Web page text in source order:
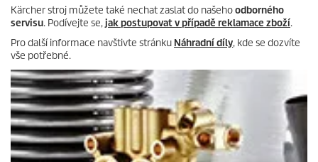
Kärcher stroj můžete také nechat zaslat do našehoodborného
servisu. Podívejte se,jak postupovat v případě reklamace zboží.
Pro další informace navštivte stránku Náhradní díly, kde se dozvíte
vše potřebné.